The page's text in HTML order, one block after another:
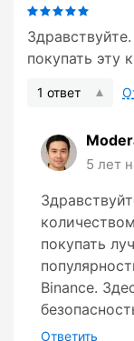
покупать эту
1 ответ
5 лет
покупать
Binance.
Ответить